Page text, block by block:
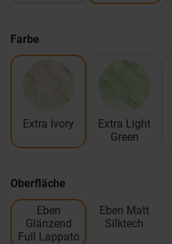
Farbe
Extra Ivory
Extra Light
Green
Oberfläche
Eben
Glänzend
Full Lappato
Eben Matt
Silktech